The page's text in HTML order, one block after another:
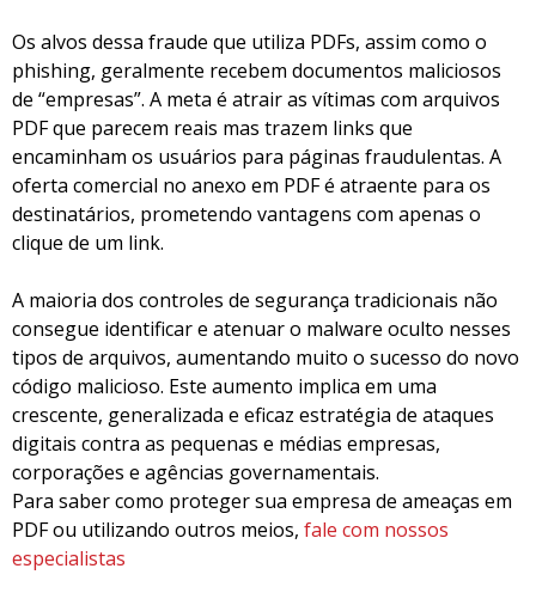
Os alvos dessa fraude que utiliza PDFs, assim como o
phishing, geralmente recebem documentos maliciosos
de “empresas”. A meta é atrair as vítimas com arquivos
PDF que parecem reais mas trazem links que
encaminham os usuários para páginas fraudulentas. A
oferta comercial no anexo em PDF é atraente para os
destinatários, prometendo vantagens com apenas o
clique de um link.
A maioria dos controles de segurança tradicionais não
consegue identificar e atenuar o malware oculto nesses
tipos de arquivos, aumentando muito o sucesso do novo
código malicioso. Este aumento implica em uma
crescente, generalizada e eficaz estratégia de ataques
digitais contra as pequenas e médias empresas,
corporações e agências governamentais.
Para saber como proteger sua empresa de ameaças em
PDF ou utilizando outros meios, fale com nossos
especialistas